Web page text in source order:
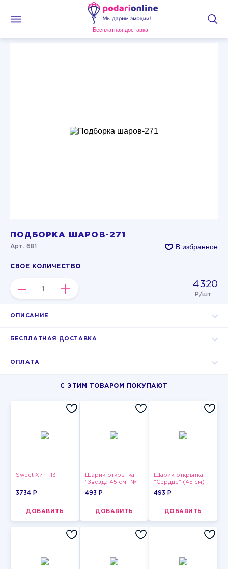
Бесплатная доставка
ПОДБОРКА ШАРОВ-271
Арт. 681 В избранное
СВОЕ КОЛИЧЕСТВО
– + 4320
Р/шт
ОПИСАНИЕ
БЕСПЛАТНАЯ ДОСТАВКА
ОПЛАТА
С ЭТИМ ТОВАРОМ ПОКУПАЮТ
Sweet Хит - 13
3734 P
ДОБАВИТЬ
Шарик-открытка
"Звезда 45 см" №1
493 P
ДОБАВИТЬ
Шарик-открытка
"Сердце" (45 см) -
2
493 P
ДОБАВИТЬ